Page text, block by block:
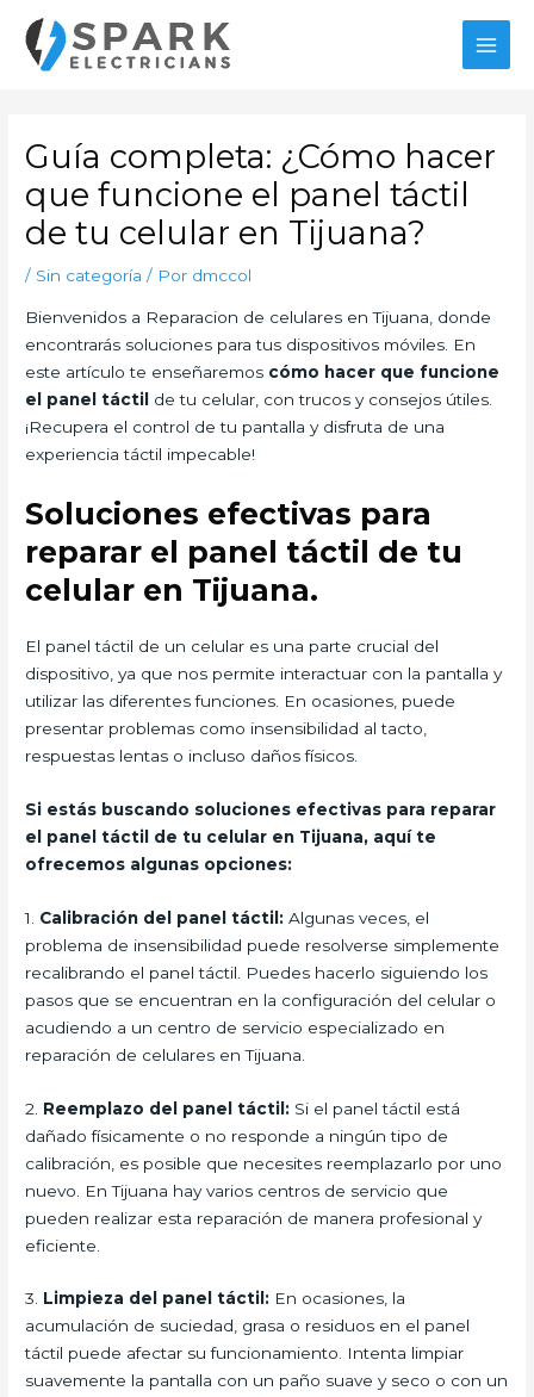
contenido
Guía completa: ¿Cómo hacer
que funcione el panel táctil
de tu celular en Tijuana?
/ Sin categoría / Por dmccol
Bienvenidos a Reparacion de celulares en Tijuana, donde
encontrarás soluciones para tus dispositivos móviles. En
este artículo te enseñaremos cómo hacer que funcione
el panel táctil de tu celular, con trucos y consejos útiles.
¡Recupera el control de tu pantalla y disfruta de una
experiencia táctil impecable!
Soluciones efectivas para
reparar el panel táctil de tu
celular en Tijuana.
El panel táctil de un celular es una parte crucial del
dispositivo, ya que nos permite interactuar con la pantalla y
utilizar las diferentes funciones. En ocasiones, puede
presentar problemas como insensibilidad al tacto,
respuestas lentas o incluso daños físicos.
Si estás buscando soluciones efectivas para reparar
el panel táctil de tu celular en Tijuana, aquí te
ofrecemos algunas opciones:
1. Calibración del panel táctil: Algunas veces, el
problema de insensibilidad puede resolverse simplemente
recalibrando el panel táctil. Puedes hacerlo siguiendo los
pasos que se encuentran en la configuración del celular o
acudiendo a un centro de servicio especializado en
reparación de celulares en Tijuana.
2. Reemplazo del panel táctil: Si el panel táctil está
dañado físicamente o no responde a ningún tipo de
calibración, es posible que necesites reemplazarlo por uno
nuevo. En Tijuana hay varios centros de servicio que
pueden realizar esta reparación de manera profesional y
eficiente.
3. Limpieza del panel táctil: En ocasiones, la
acumulación de suciedad, grasa o residuos en el panel
táctil puede afectar su funcionamiento. Intenta limpiar
suavemente la pantalla con un paño suave y seco o con un
entradas